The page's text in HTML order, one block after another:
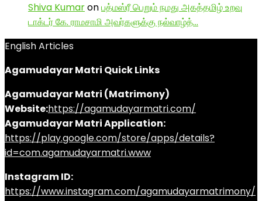
Shiva Kumaronபத்மஸ்ரீ பெறும் நமது அகத்தமிழ் உறவு
டாக்டர் கே. ராமசாமி அவர்களுக்கு நல்வாழ்த்…
English Articles
Agamudayar Matri Quick Links
Agamudayar Matri (Matrimony)
Website:https://agamudayarmatri.com/
Agamudayar Matri Application:
https://play.google.com/store/apps/details?
id=com.agamudayarmatri.www
Instagram ID:
https://www.instagram.com/agamudayarmatrimony/